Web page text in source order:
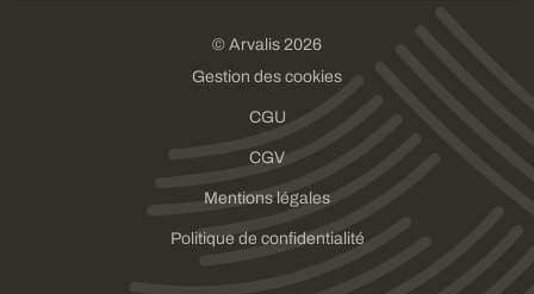
© Arvalis 2026
Gestion des cookies
CGU
CGV
Mentions légales
Politique de confidentialité